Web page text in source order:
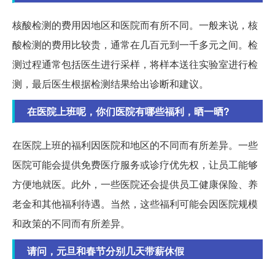
核酸检测的费用因地区和医院而有所不同。一般来说，核
酸检测的费用比较贵，通常在几百元到一千多元之间。检
测过程通常包括医生进行采样，将样本送往实验室进行检
测，最后医生根据检测结果给出诊断和建议。
在医院上班呢，你们医院有哪些福利，晒一晒?
在医院上班的福利因医院和地区的不同而有所差异。一些
医院可能会提供免费医疗服务或诊疗优先权，让员工能够
方便地就医。此外，一些医院还会提供员工健康保险、养
老金和其他福利待遇。当然，这些福利可能会因医院规模
和政策的不同而有所差异。
请问，元旦和春节分别几天带薪休假